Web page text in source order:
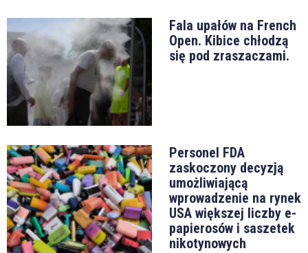
Fala upałów na French
Open. Kibice chłodzą
się pod zraszaczami.
Personel FDA
zaskoczony decyzją
umożliwiającą
wprowadzenie na rynek
USA większej liczby e-
papierosów i saszetek
nikotynowych